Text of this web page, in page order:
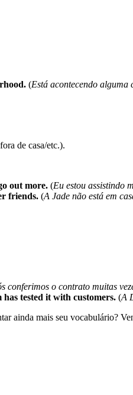
(Está acontecendo
de casa/etc.).
out more. (Eu estou assistindo
friends. (A Jade não está em
conferimos o contrato muitas
tested it with customers. (A
ainda mais seu vocabulário?